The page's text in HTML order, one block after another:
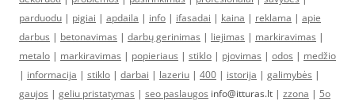
parduodu | pigiai | apdaila | info | ifasadai | kaina | reklama | apie
darbus | betonavimas | darbų gerinimas | liejimas | markiravimas |
metalo | markiravimas | popieriaus | stiklo | pjovimas | odos | medžio
| informacija | stiklo | darbai | lazeriu | 400 | istorija | galimybės |
gaujos | geliu pristatymas | seo paslaugos info@itturas.lt | zzona | 5o